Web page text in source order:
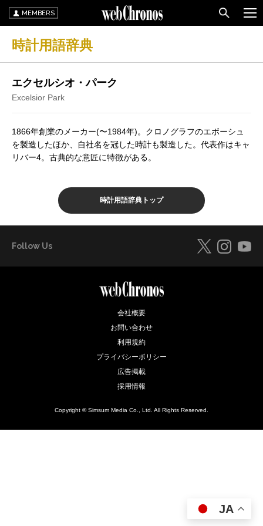
MEMBERS
時計用語辞典
エクセルシオ・パーク
Excelsior Park
1866年創業のメーカー(〜1984年)。クロノグラフのエボーシュ
を製造したほか、自社名を冠した時計も製造した。代表作はキャ
リバー4。古典的な意匠に特徴がある。
時計用語辞典トップ
Follow Us
会社概要
お問い合わせ
利用規約
プライバシーポリシー
広告掲載
採用情報
Copyright © Simsum Media Co., Ltd. All Rights Reserved.
JA